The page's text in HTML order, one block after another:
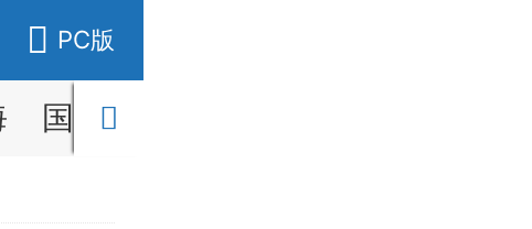
PC版
国内